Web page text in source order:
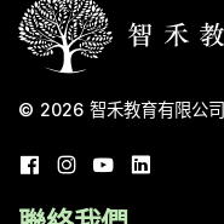
© 2026 智禾教育有限公司